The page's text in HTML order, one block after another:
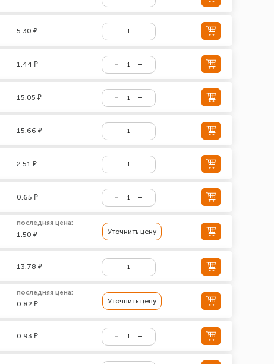
5.30 ₽
1.44 ₽
15.05 ₽
15.66 ₽
2.51 ₽
0.65 ₽
последняя цена:
1.50 ₽ Уточнить цену
13.78 ₽
последняя цена:
0.82 ₽ Уточнить цену
0.93 ₽